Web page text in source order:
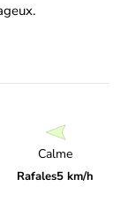
Calme
Rafales5 km/h